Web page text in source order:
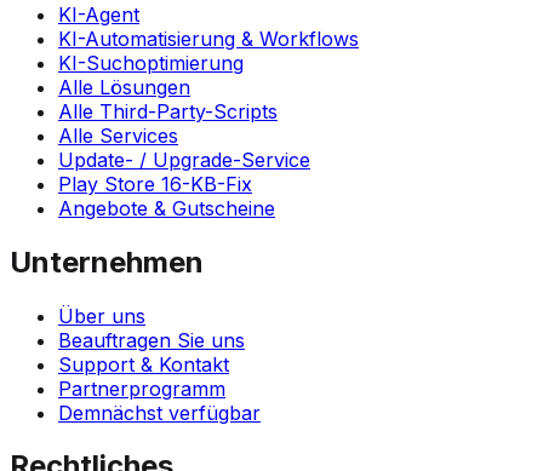
KI-Agent
KI-Automatisierung & Workflows
KI-Suchoptimierung
Alle Lösungen
Alle Third-Party-Scripts
Alle Services
Update- / Upgrade-Service
Play Store 16-KB-Fix
Angebote & Gutscheine
Unternehmen
Über uns
Beauftragen Sie uns
Support & Kontakt
Partnerprogramm
Demnächst verfügbar